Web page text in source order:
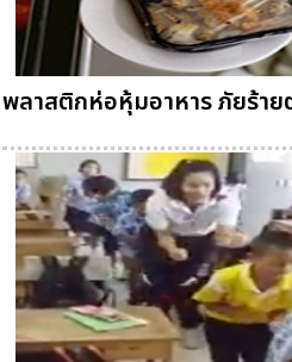
พลาสติกห่อหุ้มอาหาร ภัยร้า